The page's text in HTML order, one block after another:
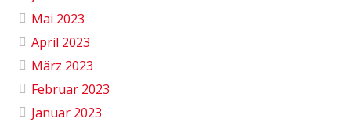
Mai 2023
April 2023
März 2023
Februar 2023
Januar 2023